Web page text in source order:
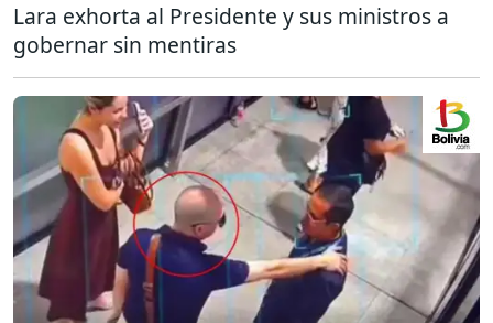
Lara exhorta al Presidente y sus ministros a
gobernar sin mentiras